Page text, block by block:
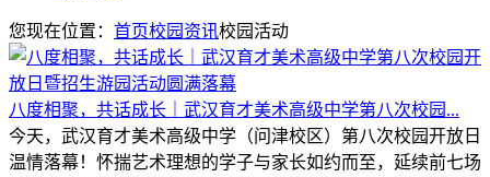
您现在位置： 首页校园资讯校园活动
八度相聚，共话成长｜武汉育才美术高级中学第八次校园...
今天，武汉育才美术高级中学（问津校区）第八次校园开放日
温情落幕！怀揣艺术理想的学子与家长如约而至，延续前七场